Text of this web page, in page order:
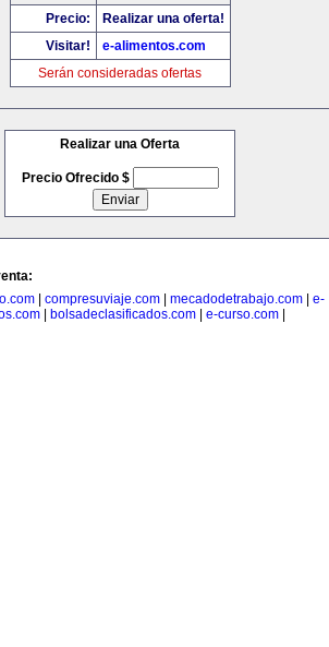
Precio:
Realizar una oferta!
Visitar!
e-alimentos.com
Serán consideradas ofertas
Realizar una Oferta
Precio Ofrecido $
compresuviaje.com mecadodetrabajo.com
e-
bolsadeclasificados.com e-curso.com